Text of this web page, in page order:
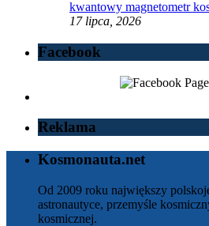
kwantowy magnetometr
17 lipca, 2026
Facebook
Reklama
Kosmonauta.net
Od 2009 roku największy
astronautyce, przemyśle
kosmicznej.